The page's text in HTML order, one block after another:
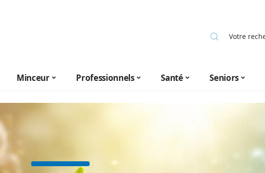
Minceur Professionnels Santé Seniors